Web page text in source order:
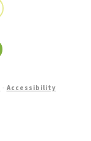
- Accessibility